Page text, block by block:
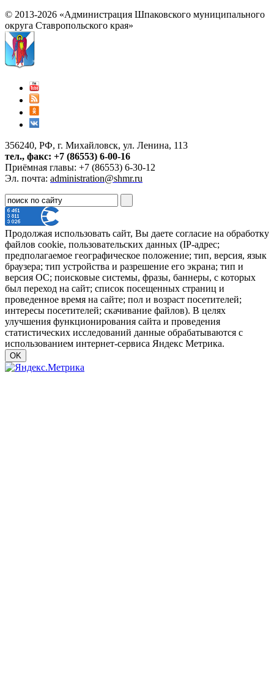
© 2013-2026 «Администрация Шпаковского муниципального
округа Ставропольского края»
356240, РФ, г. Михайловск, ул. Ленина, 113
тел., факс: +7 (86553) 6-00-16
Приёмная главы: +7 (86553) 6-30-12
Эл. почта: administration@shmr.ru
Продолжая использовать сайт, Вы даете согласие на обработку
файлов cookie, пользовательских данных (IP-адрес;
предполагаемое географическое положение; тип, версия, язык
браузера; тип устройства и разрешение его экрана; тип и
версия ОС; поисковые системы, фразы, баннеры, с которых
был переход на сайт; список посещенных страниц и
проведенное время на сайте; пол и возраст посетителей;
интересы посетителей; скачивание файлов). В целях
улучшения функционирования сайта и проведения
статистических исследований данные обрабатываются с
использованием интернет-сервиса Яндекс Метрика.
OK